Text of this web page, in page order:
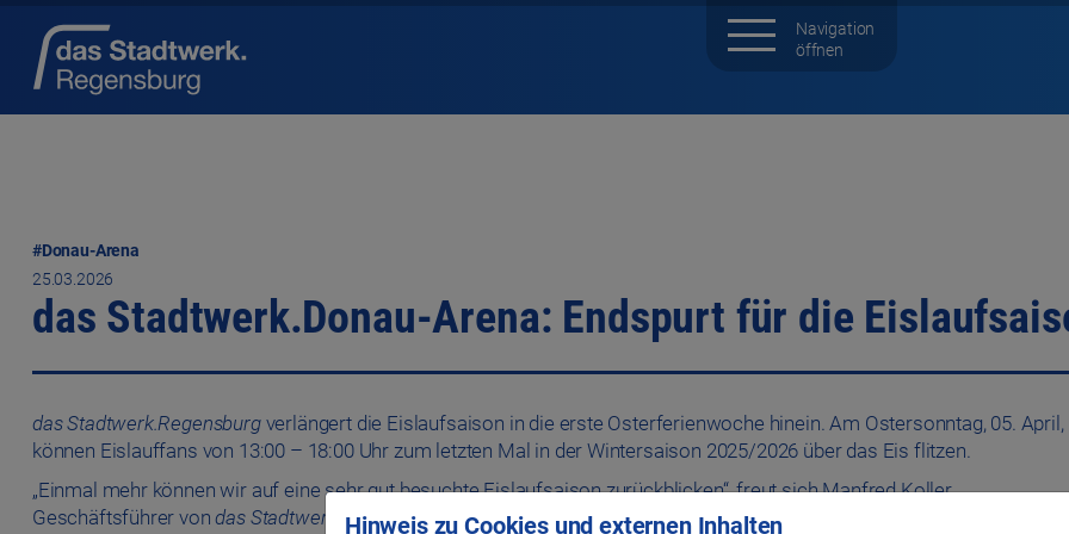
#Donau-Arena
25.03.2026
das Stadtwerk.Donau-Arena: Endspurt für die
das Stadtwerk.Regensburgverlängert die Eislaufsaison in die erste Osterferienwoche hinein. Am Ostersonntag, 05. April,
können Eislauffans von 13:00 – 18:00 Uhr zum letzten Mal in der Wintersaison 2025/2026 über das Eis flitzen.
„Einmal mehr können wir auf eine sehr gut besuchte Eislaufsaison zurückblicken“, freut sich Manfred Koller,
Geschäftsführer vondas Stadtwerk.Regensburg. Bis zum Ende der Wintersaison erwarten wir 50.000
Hinweis zu Cookies und externen Inhalten